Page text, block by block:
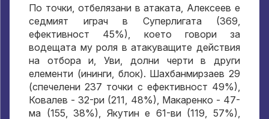
По точки, отбелязани в атаката, Алексеев е
седмият играч в Суперлигата (369,
ефективност 45%), което говори за
водещата му роля в атакуващите действия
на отбора и, Уви, долни черти в други
елементи (ининги, блок). Шахбанмирзаев 29
(спечелени 237 точки с ефективност 49%),
Ковалев - 32-ри (211, 48%), Макаренко - 47-
ма (155, 38%), Якутин е 61-ви (119, 57%),